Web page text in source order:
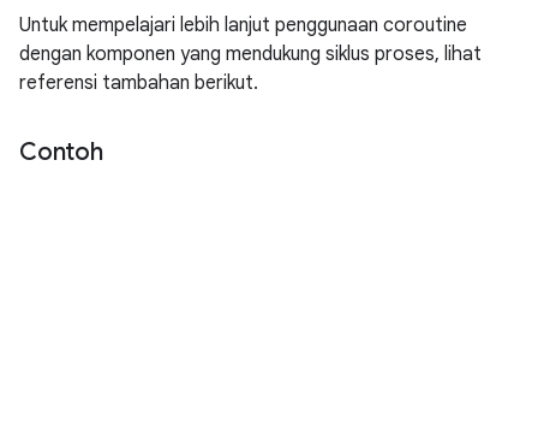
Untuk mempelajari lebih lanjut penggunaan coroutine
dengan komponen yang mendukung siklus proses, lihat
referensi tambahan berikut.
Contoh